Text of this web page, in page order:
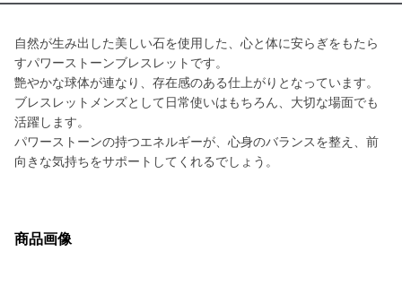
自然が生み出した美しい石を使用した、心と体に安らぎをもたら
すパワーストーンブレスレットです。
艶やかな球体が連なり、存在感のある仕上がりとなっています。
ブレスレットメンズとして日常使いはもちろん、大切な場面でも
活躍します。
パワーストーンの持つエネルギーが、心身のバランスを整え、前
向きな気持ちをサポートしてくれるでしょう。
商品画像